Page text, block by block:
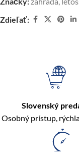
Zdieľať:
Slovenský
Osobný prístup,